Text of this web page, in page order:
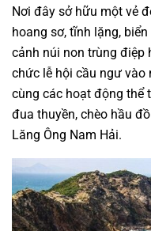
Nơi đây sở hữu một vẻ
hoang sơ, tĩnh lặng,
cảnh núi non trùng điệp
chức lễ hội cầu ngư
cùng các hoạt động thể
đua thuyền, chèo hầu
Lăng Ông Nam Hải.